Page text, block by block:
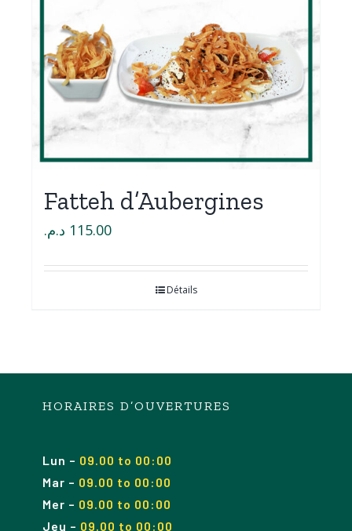
Fatteh d’Aubergines
115.00 د.م.
Détails
HORAIRES D’OUVERTURES
Lun – 09.00 to 00:00
Mar – 09.00 to 00 :00
Mer – 09.00 to 00 :00
Jeu – 09.00 to 00 :00